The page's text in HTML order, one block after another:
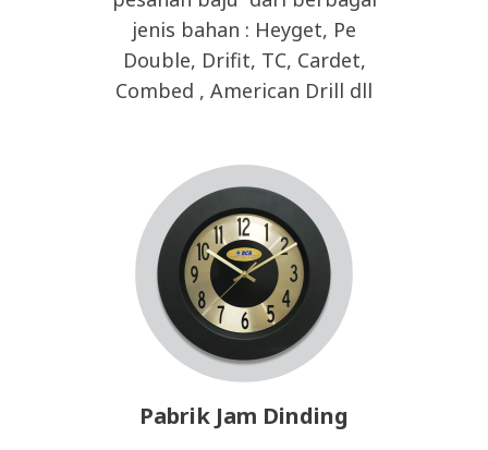
jenis bahan : Heyget, Pe
Double, Drifit, TC, Cardet,
Combed , American Drill dll
Pabrik Jam Dinding